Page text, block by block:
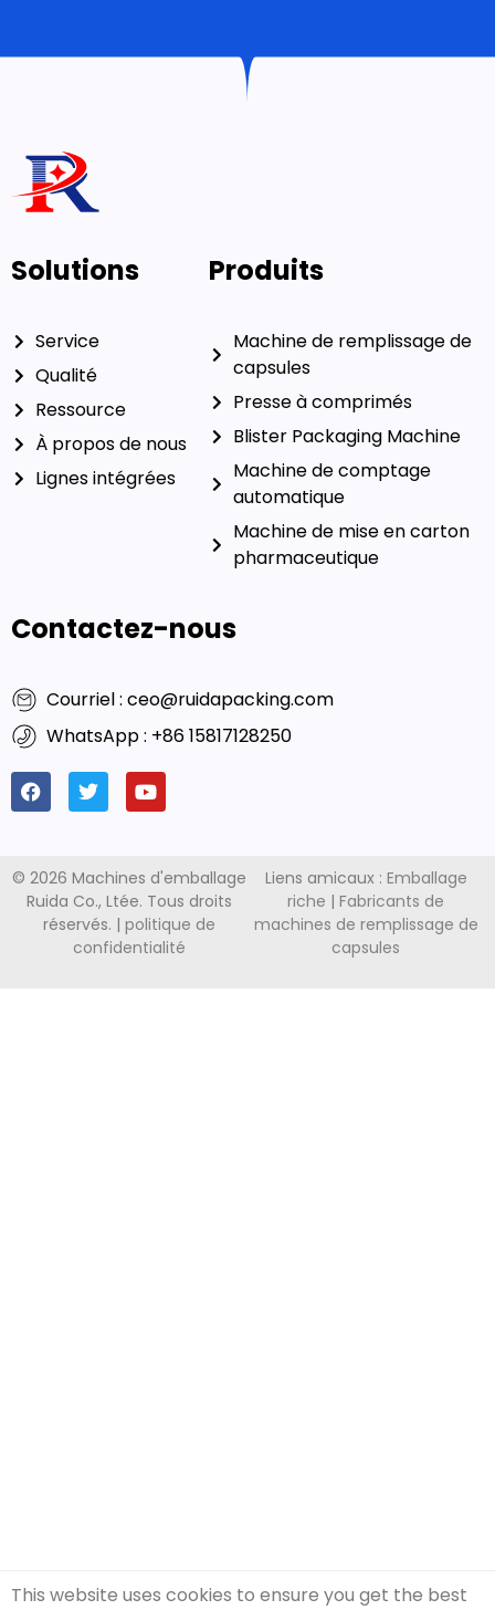
Solutions
Service
Qualité
Ressource
À propos de nous
Lignes intégrées
Produits
Machine de remplissage de
capsules
Presse à comprimés
Blister Packaging Machine
Machine de comptage
automatique
Machine de mise en carton
pharmaceutique
Contactez-nous
Courriel : ceo@ruidapacking.com
WhatsApp : +86 15817128250
© 2026 Machines d'emballage
Ruida Co., Ltée. Tous droits
réservés. | politique de
confidentialité
Liens amicaux : Emballage
riche | Fabricants de
machines de remplissage de
capsules
This website uses cookies to ensure you get the best